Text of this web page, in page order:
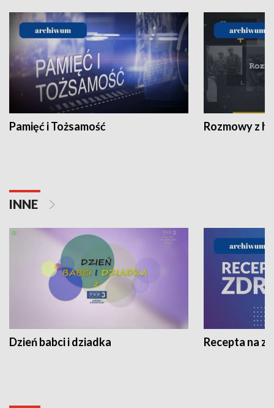
Pamięć i Tożsamość Rozmowy z
INNE
Dzień babci i dziadka Recepta na